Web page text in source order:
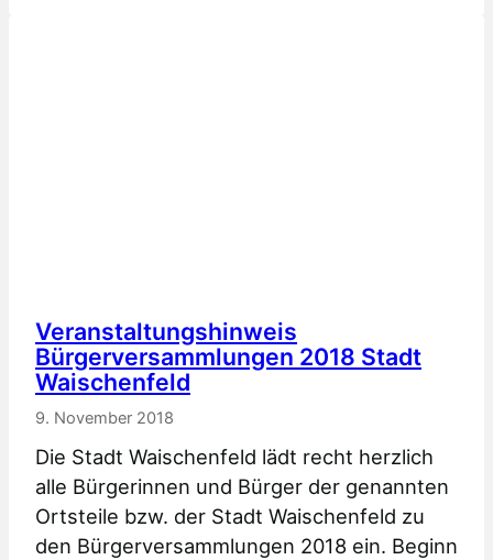
Veranstaltungshinweis
Bürgerversammlungen 2018 Stadt
Waischenfeld
9. November 2018
Die Stadt Waischenfeld lädt recht herzlich
alle Bürgerinnen und Bürger der genannten
Ortsteile bzw. der Stadt Waischenfeld zu
den Bürgerversammlungen 2018 ein. Beginn